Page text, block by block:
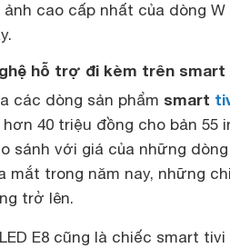
ảnh cao cấp nhất của dòng
hỗ trợ đi kèm trên smart
các dòng sản phẩm smart
40 triệu đồng cho bản
sánh với giá của những
mắt trong năm nay, những
trở lên.
E8 cũng là chiếc smart